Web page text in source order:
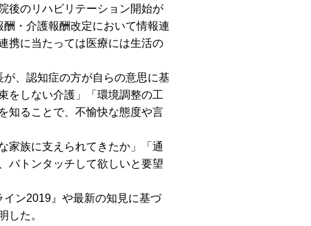
後のリハビリテーション開始が
・介護報酬改定において情報連
携に当たっては医療には生活の
、認知症の方が自らの意思に基
をしない介護」「環境調整の工
知ることで、不愉快な態度や言
家族に支えられてきたか」「通
バトンタッチして欲しいと要望
ン2019』や最新の知見に基づ
した。